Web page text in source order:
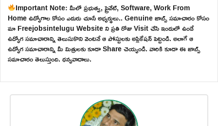
Important Note: మీలో ప్రభుత్వ, ప్రైవేట్, Software, Work From
Home ఉద్యోగాల కోసం ఎదురు చూసే అభ్యర్థులు.. Genuine జాబ్స్ సమాచారం కోసం
మా Freejobsintelugu Website ని ప్రతి రోజు Visit చేసి ఇందులో ఉండే
ఉద్యోగ సమాచారాన్ని తెలుసుకొని వెంటనే ఆ పోస్టులకు అప్లికేషన్ పెట్టండి. అలాగే ఆ
ఉద్యోగ సమాచారాన్ని మీ మిత్రులకు కూడా Share చెయ్యండి. వారికి కూడా ఈ జాబ్స్
సమాచారం తెలుస్తుంది. ధన్యవాదాలు.